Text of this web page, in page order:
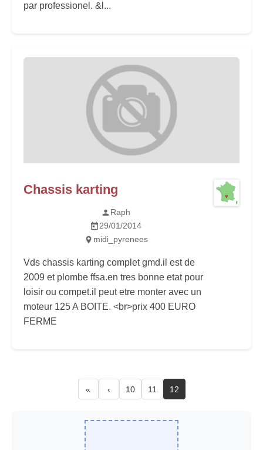
par professionel. &l...
Chassis karting
Raph
29/01/2014
midi_pyrenees
Vds chassis karting complet gmd.il est de
2009 et plombe ffsa.en tres bonne etat pour
loisir ou compet.il peut etre monter avec un
moteur 125 A BOITE. <br>prix 400 EURO
FERME
« ‹ 10 11 12